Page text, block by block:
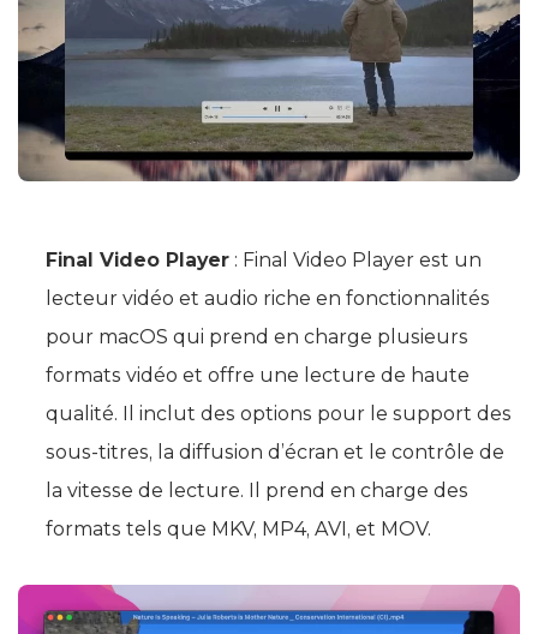
Final Video Player : Final Video Player est un
lecteur vidéo et audio riche en fonctionnalités
pour macOS qui prend en charge plusieurs
formats vidéo et offre une lecture de haute
qualité. Il inclut des options pour le support des
sous-titres, la diffusion d’écran et le contrôle de
la vitesse de lecture. Il prend en charge des
formats tels que MKV, MP4, AVI, et MOV.